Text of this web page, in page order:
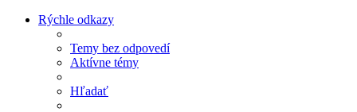
Rýchle odkazy
Temy bez odpovedí
Aktívne témy
Hľadať